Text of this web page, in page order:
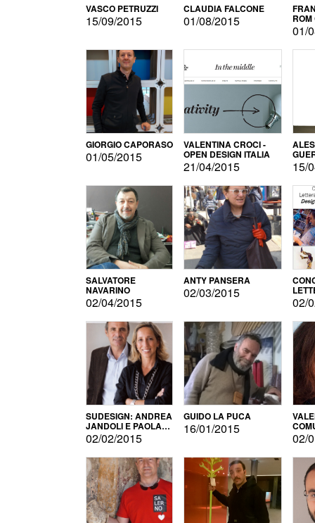
VASCO PETRUZZI
15/09/2015
CLAUDIA FALCONE
01/08/2015
01/
GIORGIO CAPORASO
01/05/2015
VALENTINA CROCI -
OPEN DESIGN ITALIA
21/04/2015 15/
SALVATORE
NAVARINO
02/04/2015
ANTY PANSERA
02/03/2015
02/
SUDESIGN: ANDREA
JANDOLI E PAOLA
PISAPIA
02/02/2015
GUIDO LA PUCA
16/01/2015
02/